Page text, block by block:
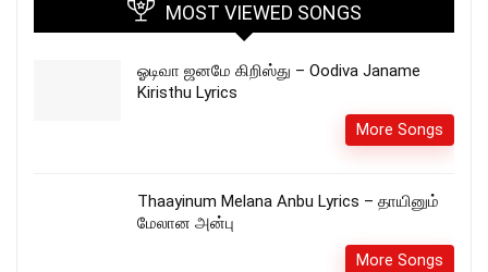
MOST VIEWED SONGS
ஓடிவா ஜனமே கிறிஸ்து – Oodiva Janame
Kiristhu Lyrics
More Songs
Thaayinum Melana Anbu Lyrics – தாயினும்
மேலான அன்பு
More Songs